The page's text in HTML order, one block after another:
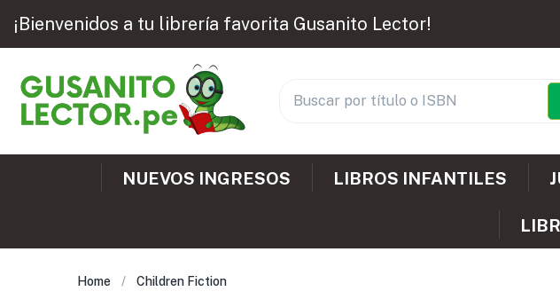
¡Bienvenidos a tu librería favorita Gusanito Lector!
NUEVOS INGRESOS LIBROS INFANTILES
Home Children Fiction